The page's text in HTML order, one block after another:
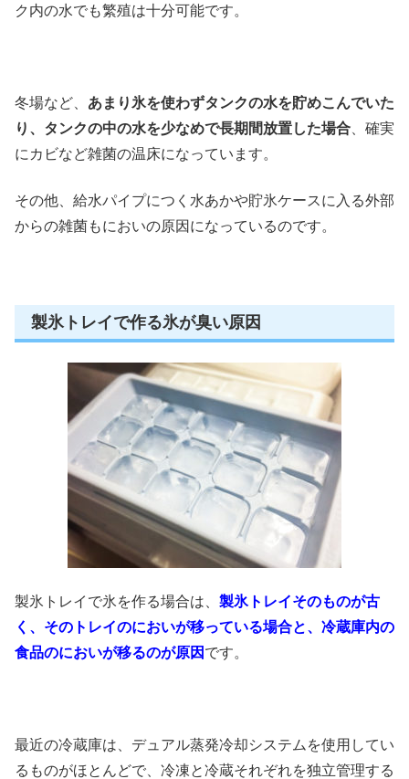
ク内の水でも繁殖は十分可能です。
冬場など、 あまり氷を使わずタンクの水を貯めこんでいた
り、タンクの中の水を少なめで長期間放置した場合 、確実
にカビなど雑菌の温床になっています。
その他、給水パイプにつく水あかや貯氷ケースに入る外部
からの雑菌もにおいの原因になっているのです。
製氷トレイで作る氷が臭い原因
製氷トレイで氷を作る場合は、 製氷トレイそのものが古
く、そのトレイのにおいが移っている場合と、冷蔵庫内の
食品のにおいが移るのが原因 です。
最近の冷蔵庫は、デュアル蒸発冷却システムを使用してい
るものがほとんどで、冷凍と冷蔵それぞれを独立管理する